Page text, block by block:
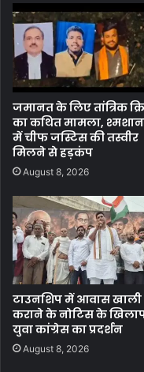
जमानत के लिए तांत्रिक
का कथित मामला,
में चीफ जस्टिस की तस्वीर
मिलने से हड़कंप
August 8, 2026
टाउनशिप में आवास खाली
कराने के नोटिस के
युवा कांग्रेस का प्रदर्शन
August 8, 2026